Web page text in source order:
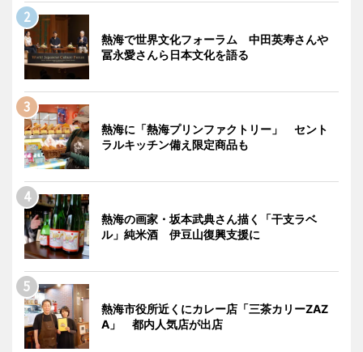
熱海で世界文化フォーラム 中田英寿さんや
冨永愛さんら日本文化を語る
熱海に「熱海プリンファクトリー」 セント
ラルキッチン備え限定商品も
熱海の画家・坂本武典さん描く「干支ラベ
ル」純米酒 伊豆山復興支援に
熱海市役所近くにカレー店「三茶カリーZAZ
A」 都内人気店が出店